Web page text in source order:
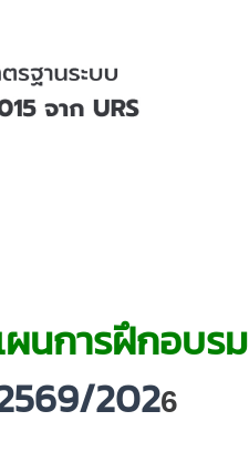
นการฝึกอบรม
2026